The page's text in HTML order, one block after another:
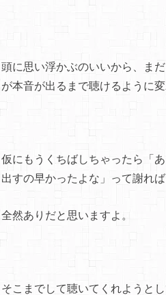
頭に思い浮かぶのいいから、ま
が本音が出るまで聴けるように
仮にもうくちばしちゃったら「
出すの早かったよな」って謝れ
全然ありだと思いますよ。
そこまでして聴いてくれようと